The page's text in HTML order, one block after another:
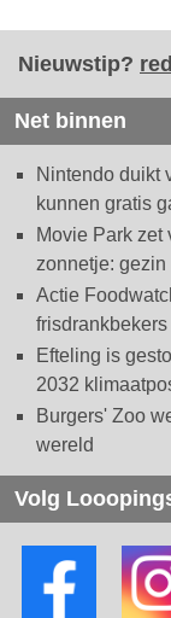
Nieuwstip?
Net binnen
Nintendo duikt
kunnen gratis
Movie Park zet
zonnetje:
Actie
Efteling is
2032
Burgers' Zoo
wereld
Volg